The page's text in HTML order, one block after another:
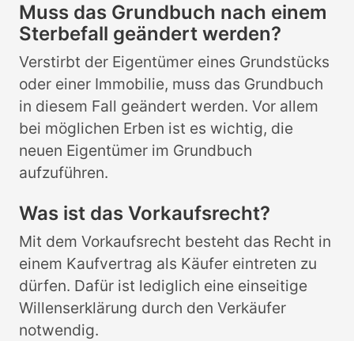
Muss das Grundbuch nach einem
Sterbefall geändert werden?
Verstirbt der Eigentümer eines Grundstücks
oder einer Immobilie, muss das Grundbuch
in diesem Fall geändert werden. Vor allem
bei möglichen Erben ist es wichtig, die
neuen Eigentümer im Grundbuch
aufzuführen.
Was ist das Vorkaufsrecht?
Mit dem Vorkaufsrecht besteht das Recht in
einem Kaufvertrag als Käufer eintreten zu
dürfen. Dafür ist lediglich eine einseitige
Willenserklärung durch den Verkäufer
notwendig.